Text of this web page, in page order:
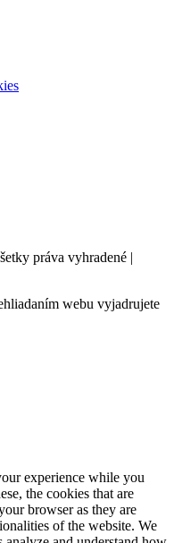
práva vyhradené |
webu vyjadrujete
experience while you
the cookies that are
browser as they are
of the website. We